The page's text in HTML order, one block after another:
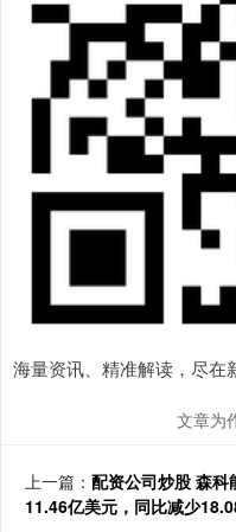
海量资讯、精准解读，尽在
文章为
上一篇： 配资公司炒股 森
11.46亿美元，同比减少